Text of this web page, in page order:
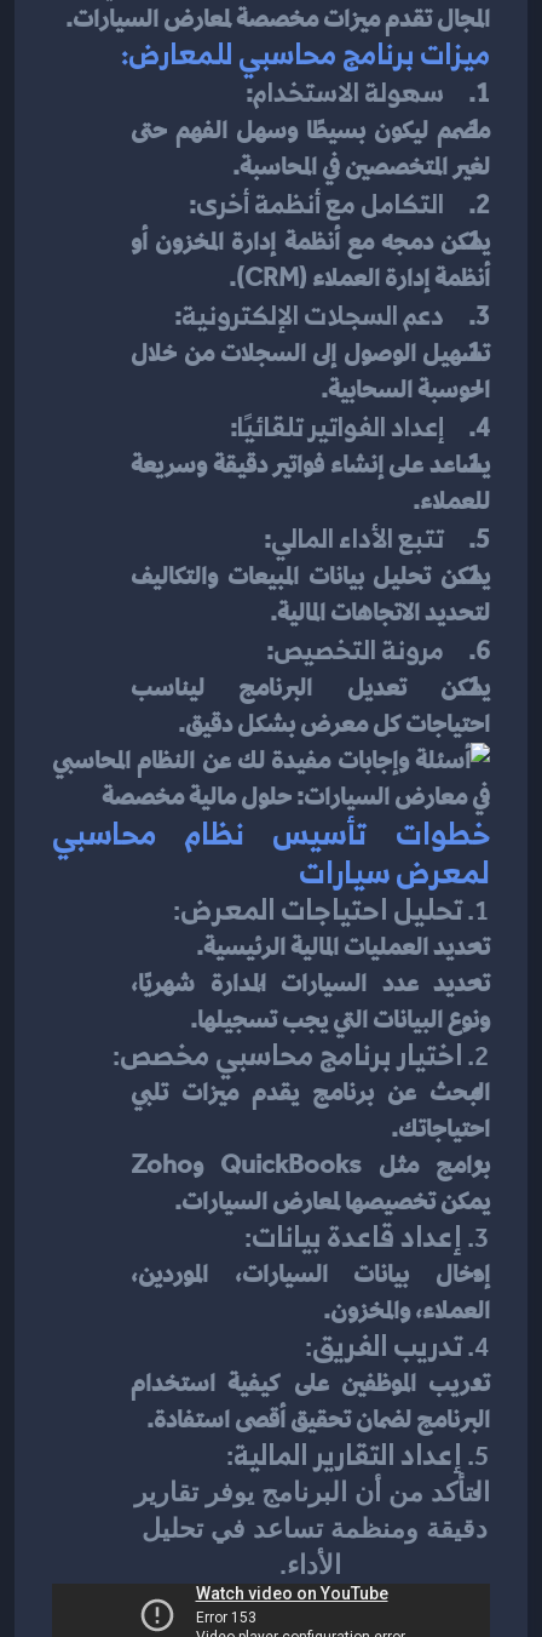
المجال تقدم ميزات مخصصة لمعارض السيارات.
ميزات برنامج محاسبي للمعارض:
1. سهولة الاستخدام:
لغير المتخصصين في المحاسبة.
2. التكامل مع أنظمة أخرى:
أنظمة إدارة العملاء (CRM).
3. دعم السجلات الإلكترونية:
الحوسبة السحابية.
4. إعداد الفواتير تلقائيًا:
يساعد على إنشاء فواتير دقيقة وسريعة
للعملاء.
5. تتبع الأداء المالي:
لتحديد الاتجاهات المالية.
6. مرونة التخصيص:
احتياجات كل معرض بشكل دقيق.
لمعرض سيارات
1. تحليل احتياجات المعرض:
تحديد العمليات المالية الرئيسية.
ونوع البيانات التي يجب تسجيلها.
2. اختيار برنامج محاسبي مخصص:
احتياجاتك.
يمكن تخصيصها لمعارض السيارات.
3. إعداد قاعدة بيانات:
العملاء، والمخزون.
4. تدريب الفريق:
البرنامج لضمان تحقيق أقصى استفادة.
5. إعداد التقارير المالية:
الأداء.